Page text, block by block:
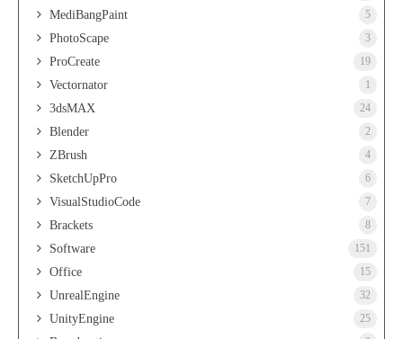
MediBangPaint 5
PhotoScape 3
ProCreate 19
Vectornator 1
3dsMAX 24
Blender 2
ZBrush 4
SketchUpPro 6
VisualStudioCode 7
Brackets 8
Software 151
Office 15
UnrealEngine 32
UnityEngine 25